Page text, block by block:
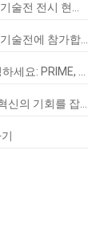
달리웍스, 창원국제스마트팩토리 및 생산제조기술전 전시 현장 스케치
달리웍스, 창원국제스마트팩토리 및 생산제조기술전에 참가합니다!
스마트팩토리 디지털 전환, 지원사업으로 완성하세요: PRIME, EnergyQ, SignalVax 도입 가이드
2025 스마트팩토리 지원사업·바우처: 디지털 혁신의 기회를 잡아라